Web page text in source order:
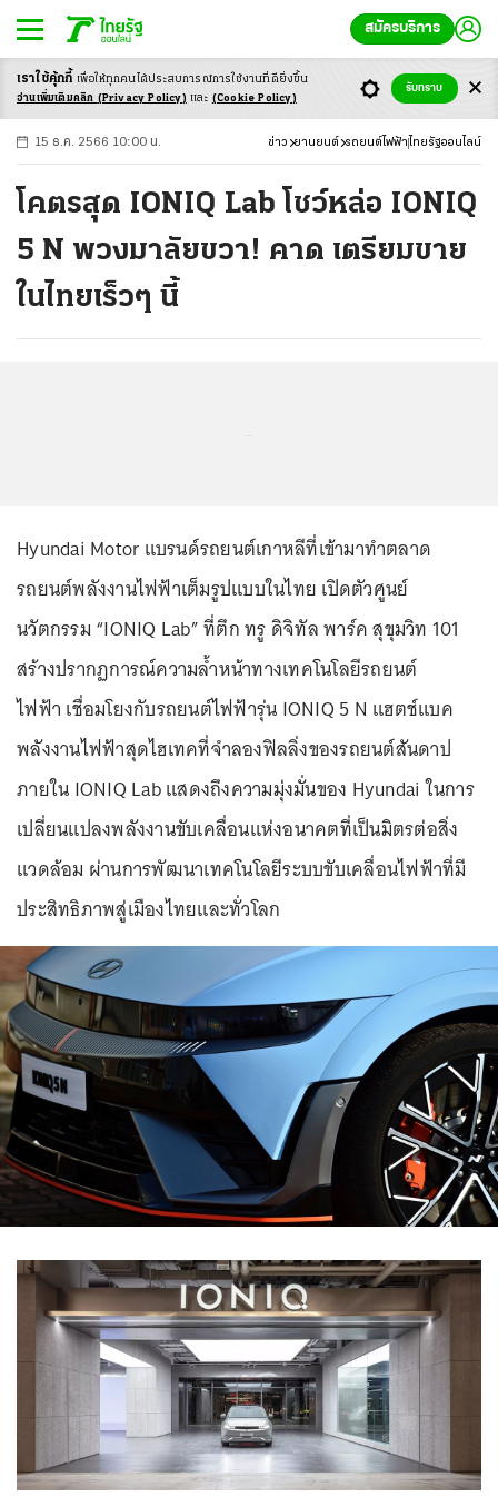
สมัครบริการ
-ก ก ก+
15 ธ.ค. 2566 10:00 น. ข่าว ยานยนต์ รถยนต์ไฟฟ้า ไทยรัฐออนไลน์
โคตรสุด IONIQ Lab โชว์หล่อ IONIQ
5 N พวงมาลัยขวา! คาด เตรียมขาย
ในไทยเร็วๆ นี้
Hyundai Motor แบรนด์รถยนต์เกาหลีที่เข้ามาทำตลาด
รถยนต์พลังงานไฟฟ้าเต็มรูปแบบในไทย เปิดตัวศูนย์
นวัตกรรม “IONIQ Lab” ที่ตึก ทรู ดิจิทัล พาร์ค สุขุมวิท 101
สร้างปรากฏการณ์ความล้ำหน้าทางเทคโนโลยีรถยนต์
ไฟฟ้า เชื่อมโยงกับรถยนต์ไฟฟ้ารุ่น IONIQ 5 N แฮตช์แบค
พลังงานไฟฟ้าสุดไฮเทคที่จำลองฟิลลิ่งของรถยนต์สันดาป
ภายใน IONIQ Lab แสดงถึงความมุ่งมั่นของ Hyundai ในการ
เปลี่ยนแปลงพลังงานขับเคลื่อนแห่งอนาคตที่เป็นมิตรต่อสิ่ง
แวดล้อม ผ่านการพัฒนาเทคโนโลยีระบบขับเคลื่อนไฟฟ้าที่มี
ประสิทธิภาพสู่เมืองไทยและทั่วโลก
เราใช้คุ้กกี้ เพื่อให้ทุกคนได้ประสบการณ์การใช้งานที่ดียิ่งขึ้น
อ่านเพิ่มเติมคลิก (Privacy Policy) และ (Cookie Policy)
รับทราบ